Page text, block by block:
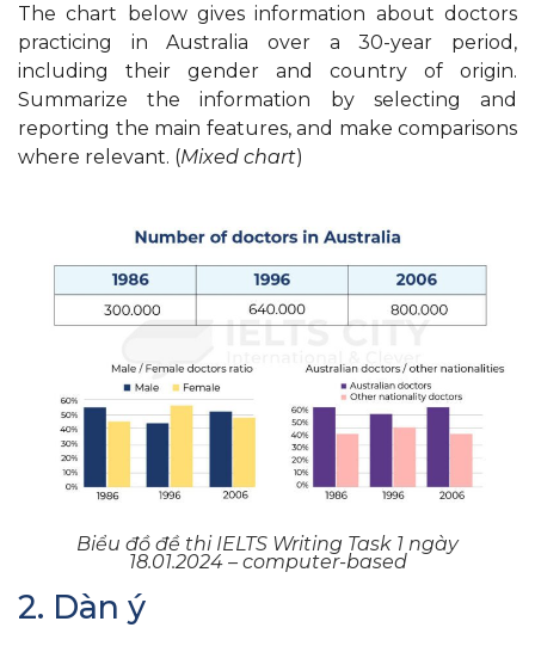
The chart below gives information about doctors
practicing in Australia over a 30-year period,
including their gender and country of origin.
Summarize the information by selecting and
reporting the main features, and make comparisons
where relevant. (Mixed chart)
Biểu đồ đề thi IELTS Writing Task 1 ngày
18.01.2024 – computer-based
2. Dàn ý